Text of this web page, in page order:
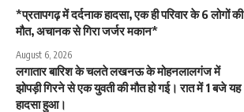
*प्रतापगढ़ में दर्दनाक हादसा, एक ही परिवार के 6 लोगों की
मौत, अचानक से गिरा जर्जर मकान*
August 6, 2026
लगातार बारिश के चलते लखनऊ के मोहनलालगंज में
झोपड़ी गिरने से एक युवती की मौत हो गई। रात में 1 बजे यह
हादसा हुआ।